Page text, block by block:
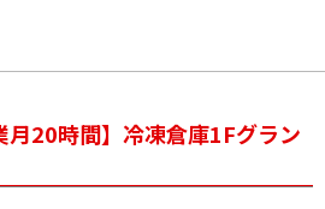
月20時間】冷凍倉庫1Fグラン